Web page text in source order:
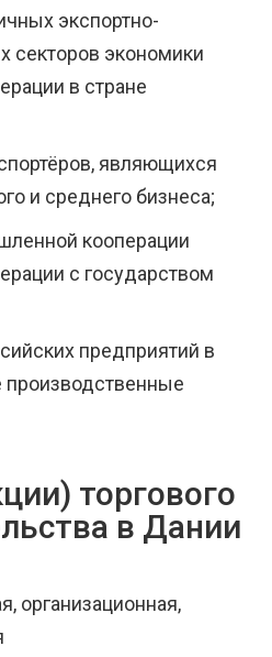
экспортно-
секторов экономики
в стране
являющихся
и среднего бизнеса;
кооперации
с государством
предприятий в
торгового
в Дании
организационная,